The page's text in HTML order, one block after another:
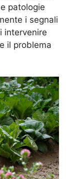
patologie
i segnali
intervenire
il problema